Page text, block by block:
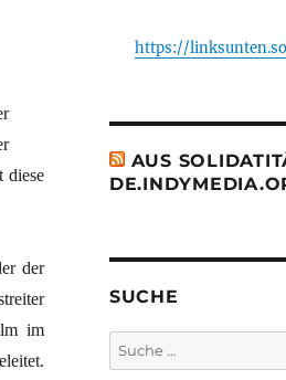
diese
der
im
https://
AUS
SUCHE
Suche
nach: